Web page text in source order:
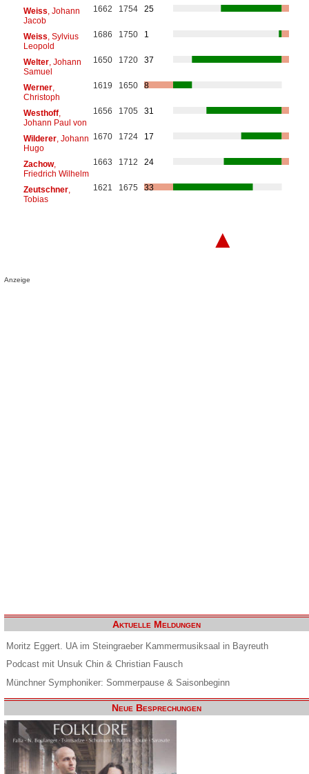
Weiss , Johann
Jacob
1662 1754 25
Weiss , Sylvius
Leopold
1686 1750 1
Welter, Johann
Samuel
1650 1720 37
Werner,
Christoph
1619 1650 8
Westhoff,
Johann Paul von
1656 1705 31
Wilderer, Johann
Hugo
1670 1724 17
Zachow,
Friedrich Wilhelm
1663 1712 24
Zeutschner,
Tobias
1621 1675 33
▲
Anzeige
Aktuelle Meldungen
Moritz Eggert. UA im Steingraeber Kammermusiksaal in Bayreuth
Podcast mit Unsuk Chin & Christian Fausch
Münchner Symphoniker: Sommerpause & Saisonbeginn
Neue Besprechungen